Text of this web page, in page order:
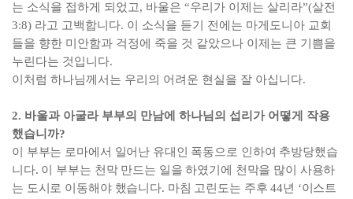
는 소식을 접하게 되었고, 바울은 “우리가 이제는 살리라”(살전
3:8) 라고 고백합니다. 이 소식을 듣기 전에는 마게도니아 교회
들을 향한 미안함과 걱정에 죽을 것 같았으나 이제는 큰 기쁨을
누린다는 것입니다.
이처럼 하나님께서는 우리의 어려운 현실을 잘 아십니다.
2. 바울과 아굴라 부부의 만남에 하나님의 섭리가 어떻게 작용
했습니까?
이 부부는 로마에서 일어난 유대인 폭동으로 인하여 추방당했습
니다. 이 부부는 천막 만드는 일을 하였기에 천막을 많이 사용하
는 도시로 이동해야 했습니다. 마침 고린도는 주후44년 ‘이스트